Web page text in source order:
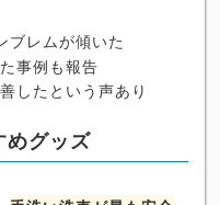
ブレムが傾いた
事例も報告
したという声あり
めグッズ